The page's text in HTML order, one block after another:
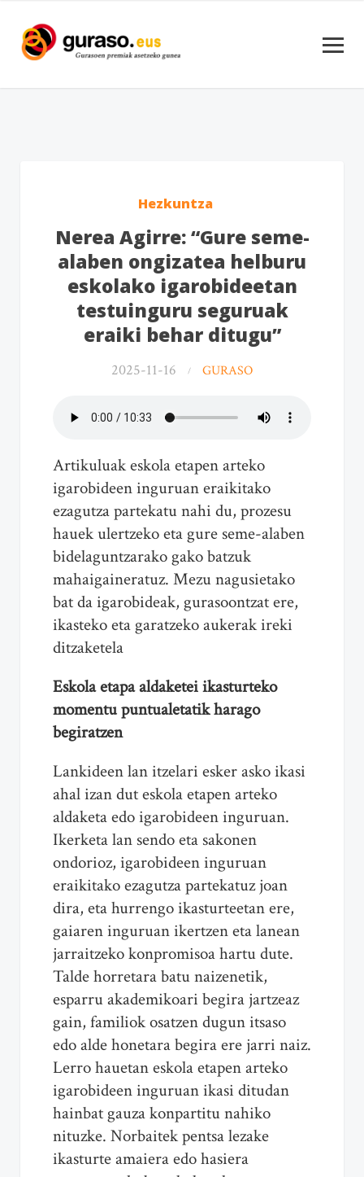
Hezkuntza
Nerea Agirre: “Gure seme-
alaben ongizatea helburu
eskolako igarobideetan
testuinguru seguruak
eraiki behar ditugu”
2025-11-16 GURASO
Artikuluak eskola etapen arteko
igarobideen inguruan eraikitako
ezagutza partekatu nahi du, prozesu
hauek ulertzeko eta gure seme-alaben
bidelaguntzarako gako batzuk
mahaigaineratuz. Mezu nagusietako
bat da igarobideak, gurasoontzat ere,
ikasteko eta garatzeko aukerak ireki
ditzaketela
Eskola etapa aldaketei ikasturteko
momentu puntualetatik harago
begiratzen
Lankideen lan itzelari esker asko ikasi
ahal izan dut eskola etapen arteko
aldaketa edo igarobideen inguruan.
Ikerketa lan sendo eta sakonen
ondorioz, igarobideen inguruan
eraikitako ezagutza partekatuz joan
dira, eta hurrengo ikasturteetan ere,
gaiaren inguruan ikertzen eta lanean
jarraitzeko konpromisoa hartu dute.
Talde horretara batu naizenetik,
esparru akademikoari begira jartzeaz
gain, familiok osatzen dugun itsaso
edo alde honetara begira ere jarri naiz.
Lerro hauetan eskola etapen arteko
igarobideen inguruan ikasi ditudan
hainbat gauza konpartitu nahiko
nituzke. Norbaitek pentsa lezake
ikasturte amaiera edo hasiera